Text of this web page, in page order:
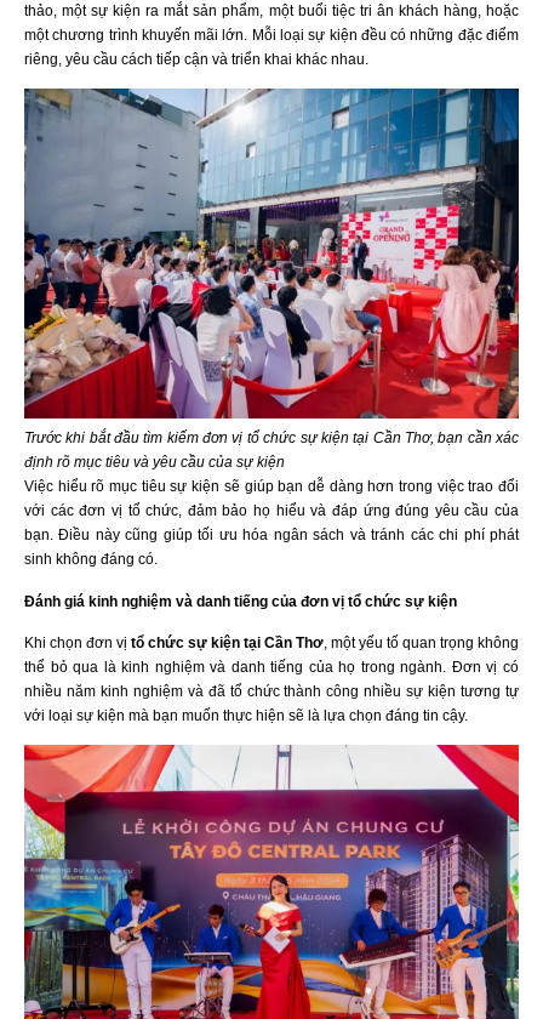
thảo, một sự kiện ra mắt sản phẩm, một buổi tiệc tri ân khách hàng, hoặc
một chương trình khuyến mãi lớn. Mỗi loại sự kiện đều có những đặc điểm
riêng, yêu cầu cách tiếp cận và triển khai khác nhau.
Trước khi bắt đầu tìm kiếm đơn vị tổ chức sự kiện tại Cần Thơ, bạn cần xác
định rõ mục tiêu và yêu cầu của sự kiện
Việc hiểu rõ mục tiêu sự kiện sẽ giúp bạn dễ dàng hơn trong việc trao đổi
với các đơn vị tổ chức, đảm bảo họ hiểu và đáp ứng đúng yêu cầu của
bạn. Điều này cũng giúp tối ưu hóa ngân sách và tránh các chi phí phát
sinh không đáng có.
Đánh giá kinh nghiệm và danh tiếng của đơn vị tổ chức sự kiện
Khi chọn đơn vị tổ chức sự kiện tại Cần Thơ, một yếu tố quan trọng không
thể bỏ qua là kinh nghiệm và danh tiếng của họ trong ngành. Đơn vị có
nhiều năm kinh nghiệm và đã tổ chức thành công nhiều sự kiện tương tự
với loại sự kiện mà bạn muốn thực hiện sẽ là lựa chọn đáng tin cậy.